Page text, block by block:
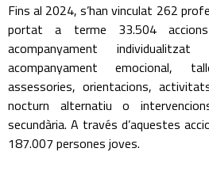
Fins al 2024, s’han vinculat 262
portat a terme 33.504
acompanyament
acompanyament emocional,
assessories, orientacions,
nocturn alternatiu o
secundària. A través d’aquestes
187.007 persones joves.